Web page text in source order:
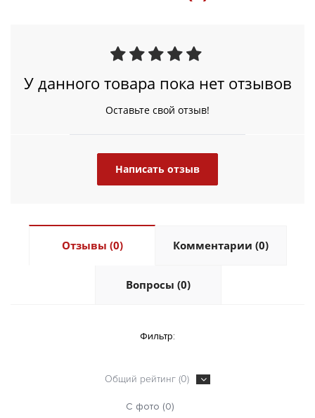
У данного товара пока нет отзывов
Оставьте свой отзыв!
Написать отзыв
Отзывы (0) Комментарии (0)
Вопросы (0)
Фильтр:
Общий рейтинг (0)
С фото (0)